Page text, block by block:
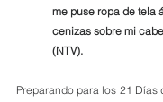
me puse ropa de tela
cenizas sobre mi
(NTV).
Preparando para los 21 Días